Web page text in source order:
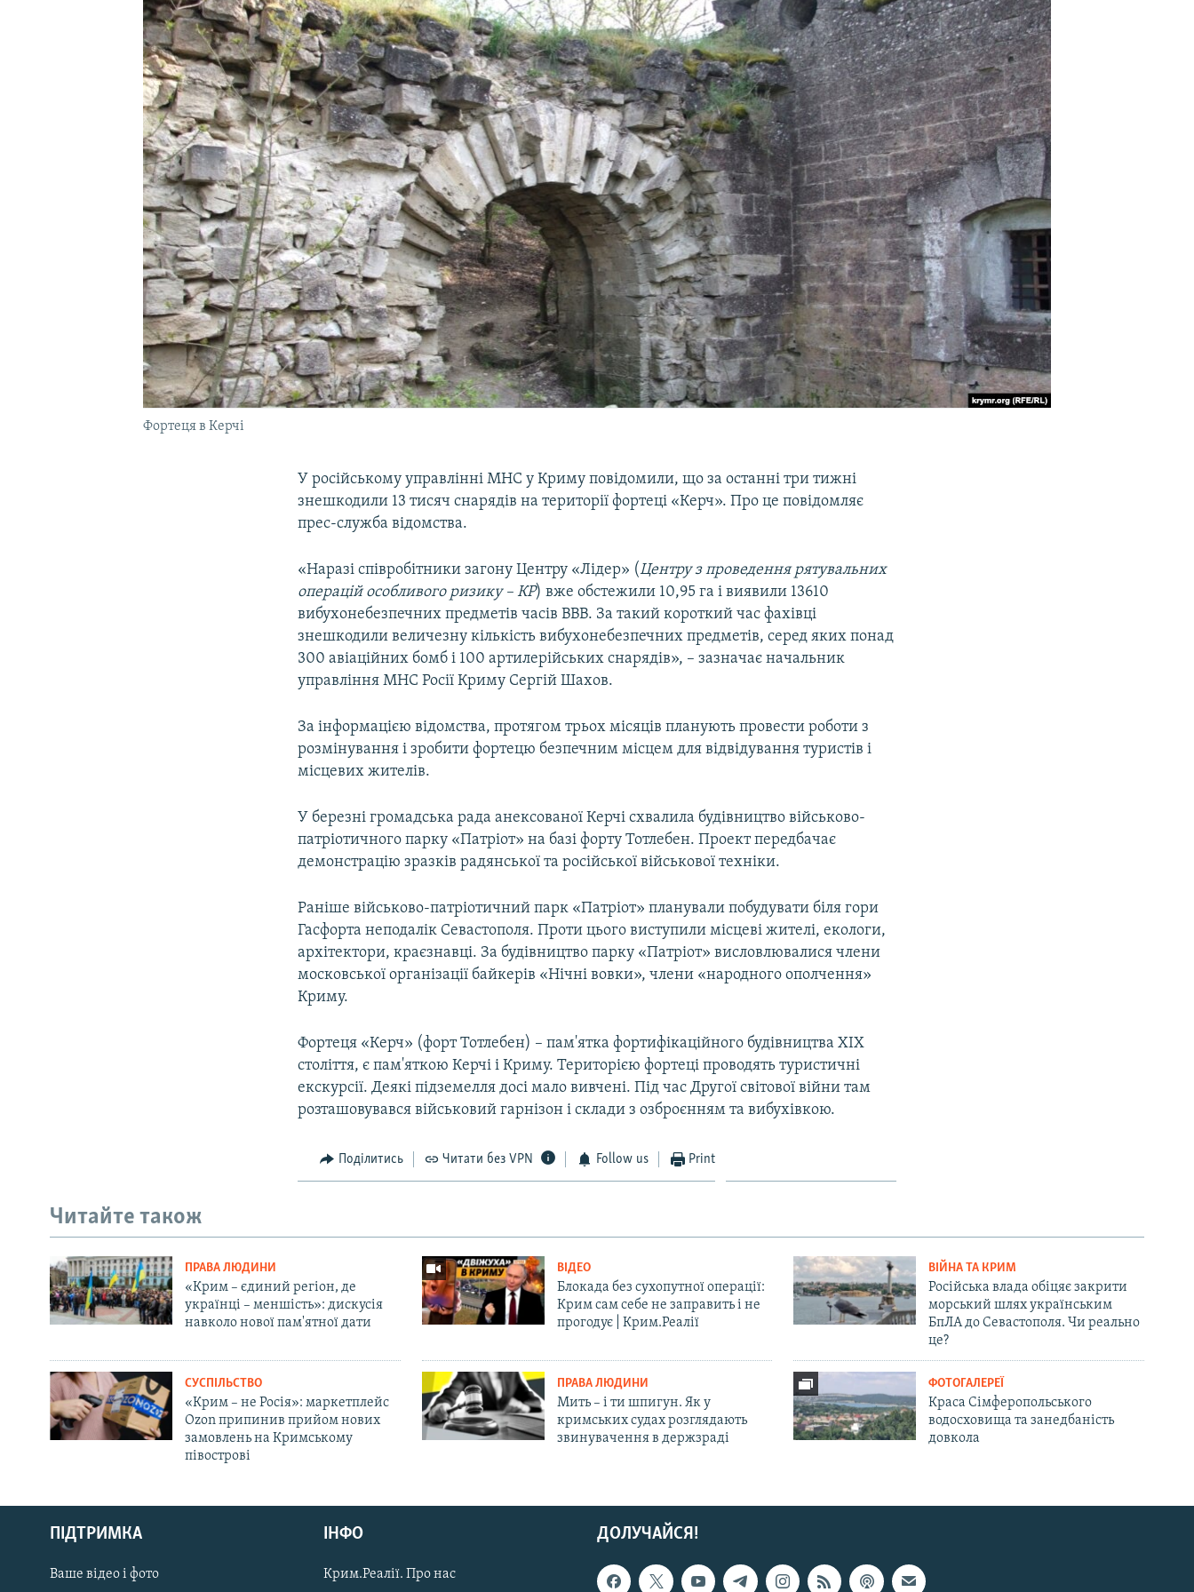
УКРАЇНСЬКА ПРОБЛЕМА КРИМУ
Русский
Qırımtatar
ДОЛУЧАЙСЯ!
Фортеця в Керчі
У російському управлінні МНС у Криму повідомили, що за останні три тижні
знешкодили 13 тисяч снарядів на території фортеці «Керч». Про це повідомляє
прес-служба відомства.
«Наразі співробітники загону Центру «Лідер» (Центру з проведення рятувальних
операцій особливого ризику – КР) вже обстежили 10,95 га і виявили 13610
вибухонебезпечних предметів часів ВВВ. За такий короткий час фахівці
знешкодили величезну кількість вибухонебезпечних предметів, серед яких понад
300 авіаційних бомб і 100 артилерійських снарядів», – зазначає начальник
управління МНС Росії Криму Сергій Шахов.
За інформацією відомства, протягом трьох місяців планують провести роботи з
розмінування і зробити фортецю безпечним місцем для відвідування туристів і
місцевих жителів.
У березні громадська рада анексованої Керчі схвалила будівництво військово-
патріотичного парку «Патріот» на базі форту Тотлебен. Проект передбачає
демонстрацію зразків радянської та російської військової техніки.
Раніше військово-патріотичний парк «Патріот» планували побудувати біля гори
Гасфорта неподалік Севастополя. Проти цього виступили місцеві жителі, екологи,
архітектори, краєзнавці. За будівництво парку «Патріот» висловлювалися члени
московської організації байкерів «Нічні вовки», члени «народного ополчення»
Криму.
Фортеця «Керч» (форт Тотлебен) – пам'ятка фортифікаційного будівництва XIX
століття, є пам'яткою Керчі і Криму. Територією фортеці проводять туристичні
екскурсії. Деякі підземелля досі мало вивчені. Під час Другої світової війни там
розташовувався військовий гарнізон і склади з озброєнням та вибухівкою.
Поділитись Читати без VPN Follow us Print
Читайте також
ПРАВА ЛЮДИНИ
«Крим – єдиний регіон, де
українці – меншість»: дискусія
навколо нової пам'ятної дати
ВІДЕО
Блокада без сухопутної операції:
Крим сам себе не заправить і не
прогодує | Крим.Реалії
ВІЙНА ТА КРИМ
Російська влада обіцяє закрити
морський шлях українським
БпЛА до Севастополя. Чи реально
це?
СУСПІЛЬСТВО
«Крим – не Росія»: маркетплейс
Ozon припинив прийом нових
замовлень на Кримському
півострові
ПРАВА ЛЮДИНИ
Мить – і ти шпигун. Як у
кримських судах розглядають
звинувачення в держзраді
ФОТОГАЛЕРЕЇ
Краса Сімферопольського
водосховища та занедбаність
довкола
ДОЛУЧАЙСЯ!
ПІДТРИМКА
Ваше відео і фото
ІНФО
Крим.Реалії. Про нас